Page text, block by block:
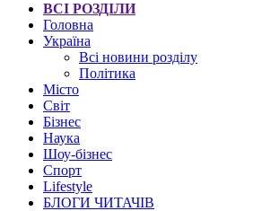
ВСІ РОЗДІЛИ
Головна
Україна
Всі новини розділу
Політика
Місто
Світ
Бізнес
Наука
Шоу-бізнес
Спорт
Lifestyle
БЛОГИ ЧИТАЧІВ